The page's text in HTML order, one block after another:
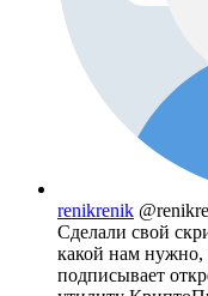
renikrenik
Сделали свой
какой нам
подписывает